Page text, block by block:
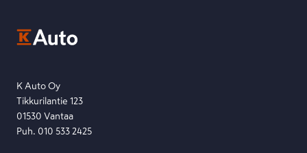
Etsi toimipiste
K Auto Oy
Tikkurilantie 123
01530 Vantaa
Puh. 010 533 2425